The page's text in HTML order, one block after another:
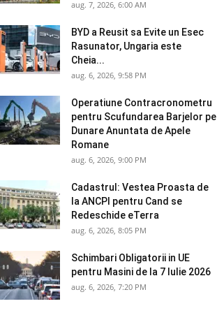
aug. 7, 2026, 6:00 AM
BYD a Reusit sa Evite un Esec
Rasunator, Ungaria este
Cheia...
aug. 6, 2026, 9:58 PM
Operatiune Contracronometru
pentru Scufundarea Barjelor pe
Dunare Anuntata de Apele
Romane
aug. 6, 2026, 9:00 PM
Cadastrul: Vestea Proasta de
la ANCPI pentru Cand se
Redeschide eTerra
aug. 6, 2026, 8:05 PM
Schimbari Obligatorii in UE
pentru Masini de la 7 Iulie 2026
aug. 6, 2026, 7:20 PM